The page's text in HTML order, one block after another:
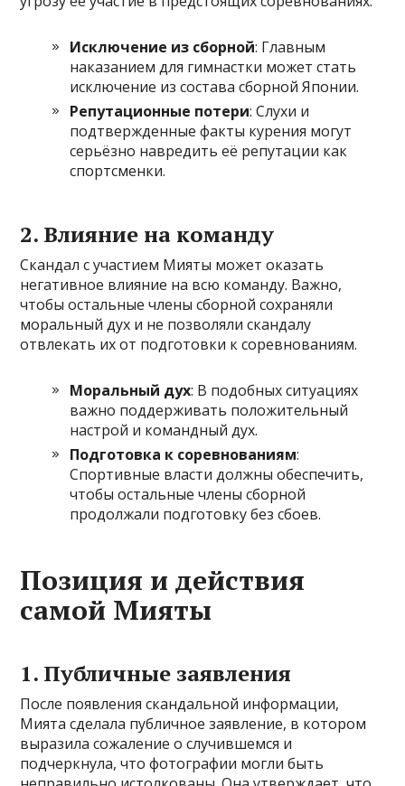
Исключение из сборной: Главным
наказанием для гимнастки может стать
исключение из состава сборной Японии.
Репутационные потери: Слухи и
подтвержденные факты курения могут
серьёзно навредить её репутации как
спортсменки.
2. Влияние на команду
Скандал с участием Мияты может оказать
негативное влияние на всю команду. Важно,
чтобы остальные члены сборной сохраняли
моральный дух и не позволяли скандалу
отвлекать их от подготовки к соревнованиям.
Моральный дух: В подобных ситуациях
важно поддерживать положительный
настрой и командный дух.
Подготовка к соревнованиям:
Спортивные власти должны обеспечить,
чтобы остальные члены сборной
продолжали подготовку без сбоев.
Позиция и действия
самой Мияты
1. Публичные заявления
После появления скандальной информации,
Мията сделала публичное заявление, в котором
выразила сожаление о случившемся и
подчеркнула, что фотографии могли быть